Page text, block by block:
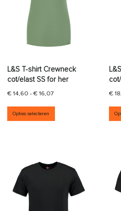
kan gekozen worden op de
tot € 21,44
meerdere variaties. Deze optie
L&S T-shirt Crewneck
cot/elast SS for her
€14,60 -€16,07Prijsklasse: € 14,60 tot
Opties selecteren
Dit product heeft
€